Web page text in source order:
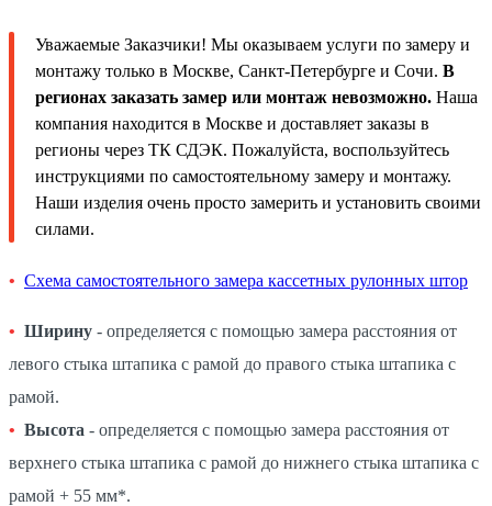
Уважаемые Заказчики! Мы оказываем услуги по замеру и
монтажу только в Москве, Санкт-Петербурге и Сочи. В
регионах заказать замер или монтаж невозможно. Наша
компания находится в Москве и доставляет заказы в
регионы через ТК СДЭК. Пожалуйста, воспользуйтесь
инструкциями по самостоятельному замеру и монтажу.
Наши изделия очень просто замерить и установить своими
силами.
Схема самостоятельного замера кассетных рулонных штор
Ширину - определяется с помощью замера расстояния от
левого стыка штапика с рамой до правого стыка штапика с
рамой.
Высота - определяется с помощью замера расстояния от
верхнего стыка штапика с рамой до нижнего стыка штапика с
рамой + 55 мм*.